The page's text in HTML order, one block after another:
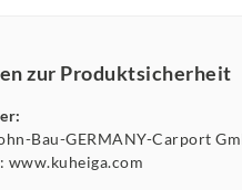
zur Produktsicherheit
Bau-GERMANY-Carport
www.kuheiga.com